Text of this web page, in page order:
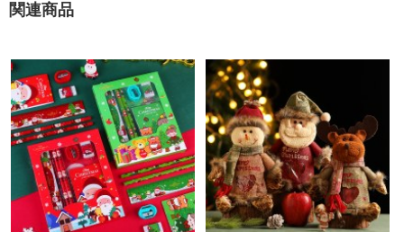
関連商品